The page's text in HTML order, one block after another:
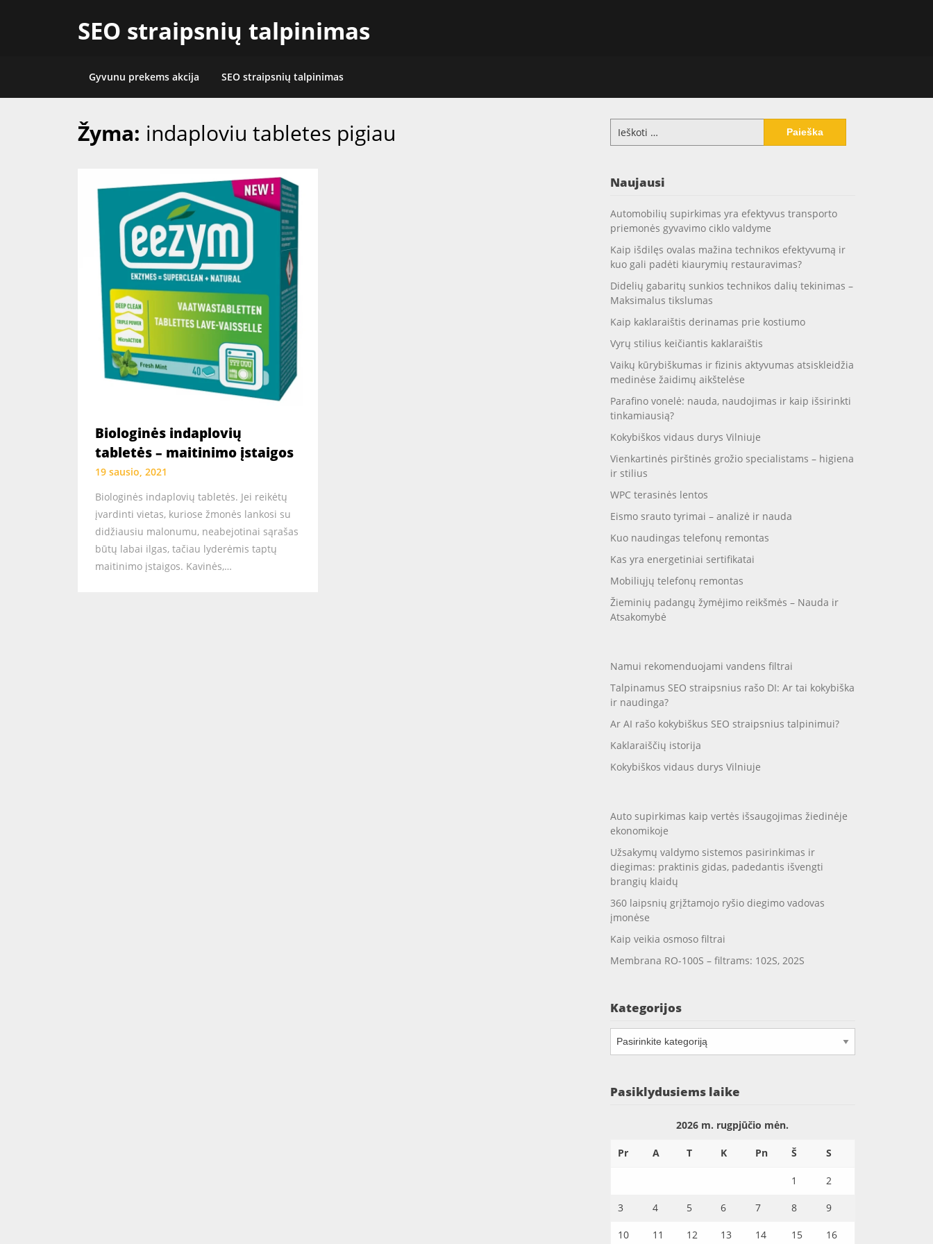
SEO straipsnių talpinimas
Gyvunu prekems akcija SEO straipsnių talpinimas
Žyma: indaploviu tabletes pigiau
Biologinės indaplovių
tabletės – maitinimo įstaigos
19 sausio, 2021
Biologinės indaplovių tabletės. Jei reikėtų
įvardinti vietas, kuriose žmonės lankosi su
didžiausiu malonumu, neabejotinai sąrašas
būtų labai ilgas, tačiau lyderėmis taptų
maitinimo įstaigos. Kavinės,…
Ieškoti:
Naujausi
Automobilių supirkimas yra efektyvus transporto
priemonės gyvavimo ciklo valdyme
Kaip išdilęs ovalas mažina technikos efektyvumą ir
kuo gali padėti kiaurymių restauravimas?
Didelių gabaritų sunkios technikos dalių tekinimas –
Maksimalus tikslumas
Kaip kaklaraištis derinamas prie kostiumo
Vyrų stilius keičiantis kaklaraištis
Vaikų kūrybiškumas ir fizinis aktyvumas atsiskleidžia
medinėse žaidimų aikštelėse
Parafino vonelė: nauda, naudojimas ir kaip išsirinkti
tinkamiausią?
Kokybiškos vidaus durys Vilniuje
Vienkartinės pirštinės grožio specialistams – higiena
ir stilius
WPC terasinės lentos
Eismo srauto tyrimai – analizė ir nauda
Kuo naudingas telefonų remontas
Kas yra energetiniai sertifikatai
Mobiliųjų telefonų remontas
Žieminių padangų žymėjimo reikšmės – Nauda ir
Atsakomybė
Namui rekomenduojami vandens filtrai
Talpinamus SEO straipsnius rašo DI: Ar tai kokybiška
ir naudinga?
Ar AI rašo kokybiškus SEO straipsnius talpinimui?
Kaklaraiščių istorija
Kokybiškos vidaus durys Vilniuje
Auto supirkimas kaip vertės išsaugojimas žiedinėje
ekonomikoje
Užsakymų valdymo sistemos pasirinkimas ir
diegimas: praktinis gidas, padedantis išvengti
brangių klaidų
360 laipsnių grįžtamojo ryšio diegimo vadovas
įmonėse
Kaip veikia osmoso filtrai
Membrana RO-100S – filtrams: 102S, 202S
Kategorijos
Kategorijos
Pasiklydusiems laike
2026 m. rugpjūčio mėn.
Pr A T K Pn Š S
1 2
3 4 5 6 7 8 9
10 11 12 13 14 15 16